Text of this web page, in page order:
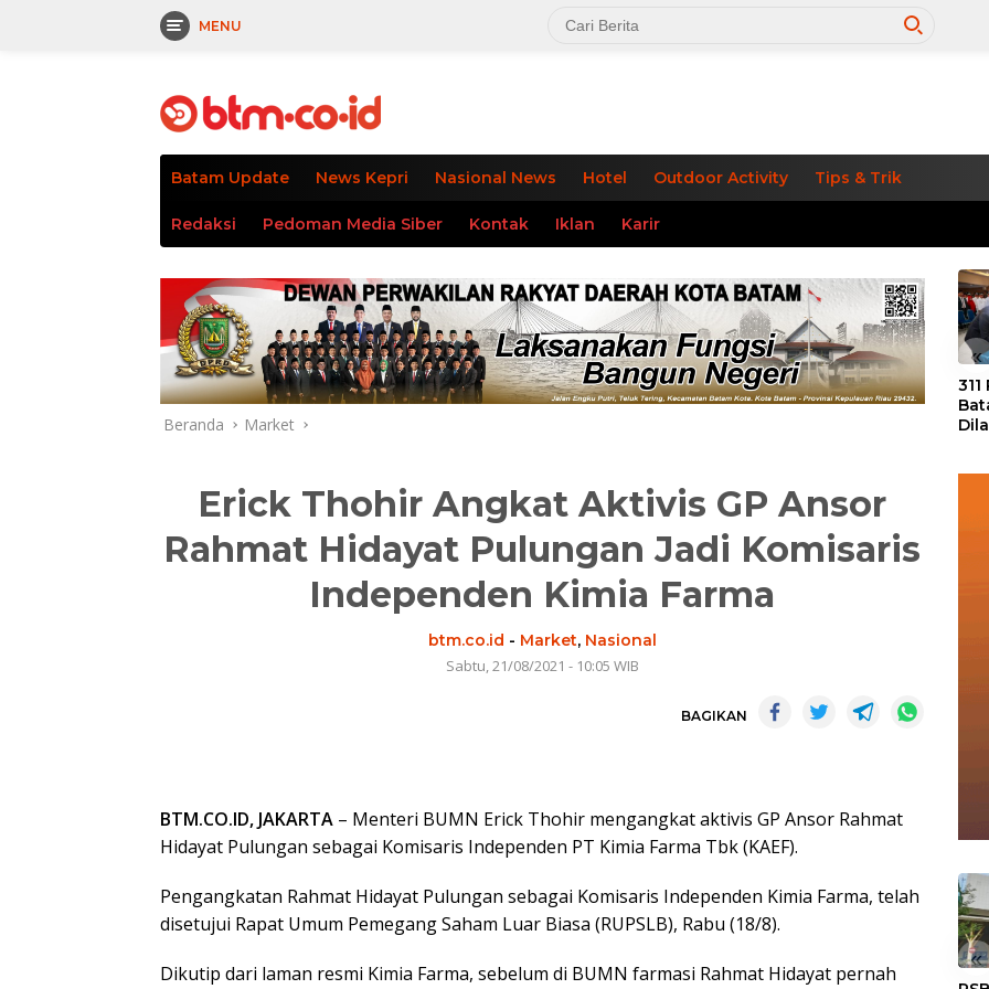
MENU
Batam Update News Kepri Nasional News Hotel Outdoor Activity Tips & Trik
Redaksi Pedoman Media Siber Kontak Iklan Karir
Beranda Market
Erick Thohir Angkat Aktivis GP Ansor
Rahmat Hidayat Pulungan Jadi Komisaris
Independen Kimia Farma
btm.co.id - Market, Nasional
Sabtu, 21/08/2021 - 10:05 WIB
BAGIKAN
BTM.CO.ID, JAKARTA – Menteri BUMN Erick Thohir mengangkat aktivis GP Ansor Rahmat
Hidayat Pulungan sebagai Komisaris Independen PT Kimia Farma Tbk (KAEF).
Pengangkatan Rahmat Hidayat Pulungan sebagai Komisaris Independen Kimia Farma, telah
disetujui Rapat Umum Pemegang Saham Luar Biasa (RUPSLB), Rabu (18/8).
Dikutip dari laman resmi Kimia Farma, sebelum di BUMN farmasi Rahmat Hidayat pernah
«
«